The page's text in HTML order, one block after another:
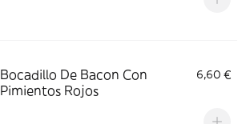
Bocadillo De Bacon Con
Pimientos Rojos
6,60 €